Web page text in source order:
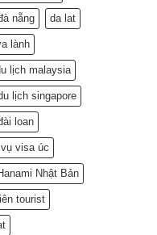
nẵng da lat
lành
lịch malaysia
lịch singapore
loan
visa úc
Nhật Bản
tourist